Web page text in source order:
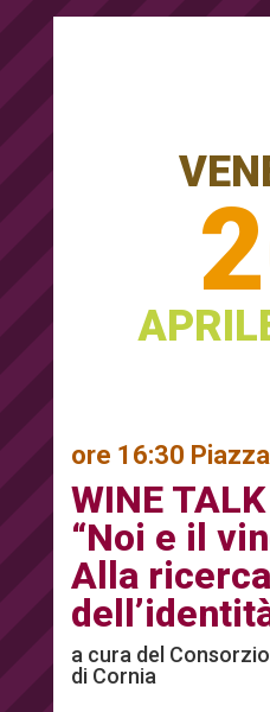
ore 16:30
WINE TALK
“Noi e il
Alla ricerca
a cura del
di Cornia